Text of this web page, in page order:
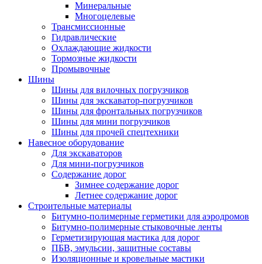
Минеральные
Многоцелевые
Трансмиссионные
Гидравлические
Охлаждающие жидкости
Тормозные жидкости
Промывочные
Шины
Шины для вилочных погрузчиков
Шины для экскаватор-погрузчиков
Шины для фронтальных погрузчиков
Шины для мини погрузчиков
Шины для прочей спецтехники
Навесное оборудование
Для экскаваторов
Для мини-погрузчиков
Содержание дорог
Зимнее содержание дорог
Летнее содержание дорог
Строительные материалы
Битумно-полимерные герметики для аэродромов
Битумно-полимерные стыковочные ленты
Герметизирующая мастика для дорог
ПБВ, эмульсии, защитные составы
Изоляционные и кровельные мастики